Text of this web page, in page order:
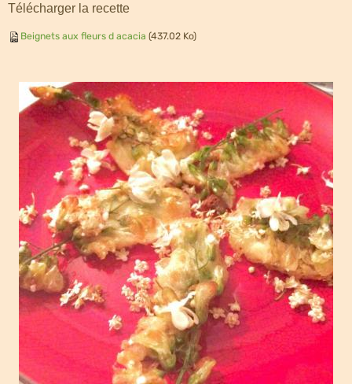
Télécharger la recette
Beignets aux fleurs d acacia (437.02 Ko)